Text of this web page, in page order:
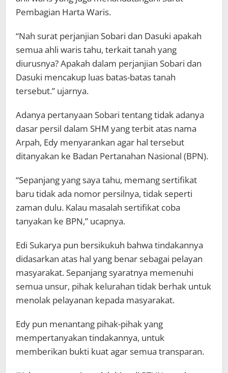
Pembagian Harta Waris.
“Nah surat perjanjian Sobari dan Dasuki apakah
semua ahli waris tahu, terkait tanah yang
diurusnya? Apakah dalam perjanjian Sobari dan
Dasuki mencakup luas batas-batas tanah
tersebut.” ujarnya.
Adanya pertanyaan Sobari tentang tidak adanya
dasar persil dalam SHM yang terbit atas nama
Arpah, Edy menyarankan agar hal tersebut
ditanyakan ke Badan Pertanahan Nasional (BPN).
“Sepanjang yang saya tahu, memang sertifikat
baru tidak ada nomor persilnya, tidak seperti
zaman dulu. Kalau masalah sertifikat coba
tanyakan ke BPN,” ucapnya.
Edi Sukarya pun bersikukuh bahwa tindakannya
didasarkan atas hal yang benar sebagai pelayan
masyarakat. Sepanjang syaratnya memenuhi
semua unsur, pihak kelurahan tidak berhak untuk
menolak pelayanan kepada masyarakat.
Edy pun menantang pihak-pihak yang
mempertanyakan tindakannya, untuk
memberikan bukti kuat agar semua transparan.